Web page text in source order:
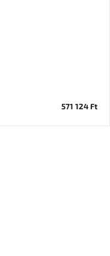
571 124 Ft